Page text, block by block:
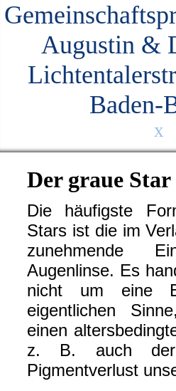
Augustin &
Baden-
x
Der graue
Die häufigste
Stars ist die im
zunehmende
Augenlinse. Es
nicht um eine
eigentlichen
einen
z. B. auch der
Pigmentverlust